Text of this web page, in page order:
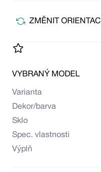
ZMĚNIT ORIENTACI
VYBRANÝ MODEL
Varianta
Dekor/barva
Sklo
Spec. vlastnosti
Výplň